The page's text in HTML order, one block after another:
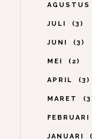
AGUSTUS
JULI 3
JUNI 3
MEI 2
APRIL 3
MARET 3
FEBRUARI
JANUARI